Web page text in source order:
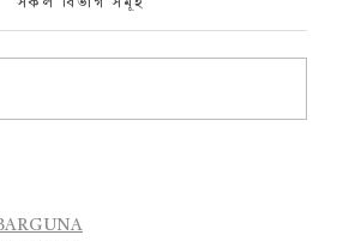
সকল বিভাগ সমূহ